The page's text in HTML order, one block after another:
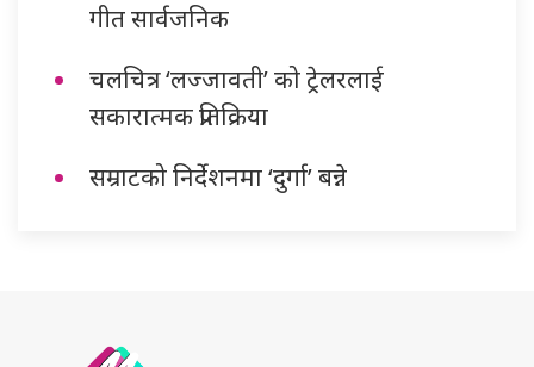
गीत सार्वजनिक
चलचित्र ‘लज्जावती’ को ट्रेलरलाई
सकारात्मक प्रतिक्रिया
सम्राटको निर्देशनमा ‘दुर्गा’ बन्ने